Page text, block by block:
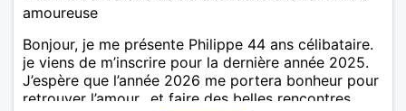
amoureuse
Bonjour, je me présente Philippe 44 ans célibataire.
je viens de m’inscrire pour la dernière année 2025.
J’espère que l’année 2026 me portera bonheur pour
retrouver l’amour.. et faire des belles rencontres.